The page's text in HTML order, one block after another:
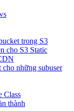
trong S3
cho S3 Static
những subuser
Class
thành